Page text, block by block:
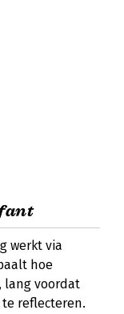
werkt via
hoe
lang voordat
reflecteren.